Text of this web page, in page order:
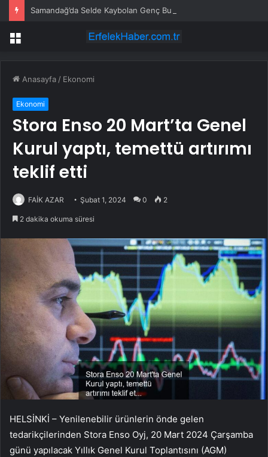
Samandağ’da Selde Kaybolan Genç Bulundu
Menü
Anasayfa / Ekonomi
Ekonomi
Stora Enso 20 Mart’ta Genel
Kurul yaptı, temettü artırımı
teklif etti
FAİK AZAR Şubat 1, 2024 0 2
2 dakika okuma süresi
HELSİNKİ – Yenilenebilir ürünlerin önde gelen
tedarikçilerinden Stora Enso Oyj, 20 Mart 2024 Çarşamba
günü yapılacak Yıllık Genel Kurul Toplantısını (AGM)